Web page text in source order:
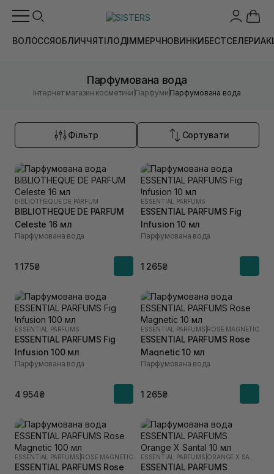
ВОЛОССЯОБЛИЧЧЯТІЛОДІММЕРЧНОВИНКИБЕСТСЕЛЕРИ
Парфумована вода
Інтернет магазин косметики |Парфуми |Парфумована вода
Фільтр Сортувати
BIBLIOTHEQUE DE PARFUM
BIBLIOTHEQUE DE PARFUM
Celeste 16 мл
Парфумована вода
1 175₴
ESSENTIAL PARFUMS
ESSENTIAL PARFUMS Fig
Infusion 10 мл
Парфумована вода
1 265₴
ESSENTIAL PARFUMS
ESSENTIAL PARFUMS Fig
Infusion 100 мл
Парфумована вода
4 954₴
ESSENTIAL PARFUMS ROSE MAGNETIC
ESSENTIAL PARFUMS Rose
Magnetic 10 мл
Парфумована вода
1 265₴
ESSENTIAL PARFUMS ROSE MAGNETIC
ESSENTIAL PARFUMS Rose
ESSENTIAL PARFUMS
ESSENTIAL PARFUMS